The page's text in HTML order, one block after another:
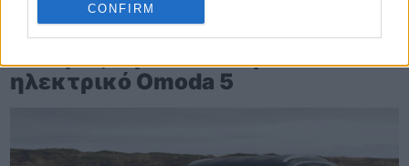
CONFIRM
TheCars.gr|19/02/2026 18:00
ηλεκτρικό Omoda 5